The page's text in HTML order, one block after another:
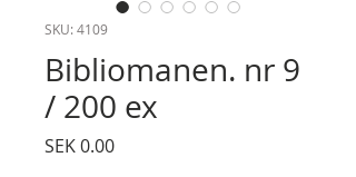
SKU: 4109
Bibliomanen. nr 9
/ 200 ex
SEK 0.00Price